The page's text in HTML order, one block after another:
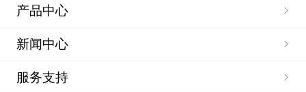
产品中心
新闻中心
服务支持